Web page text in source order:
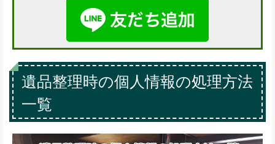
遺品整理時の個人情報の処理方法
一覧